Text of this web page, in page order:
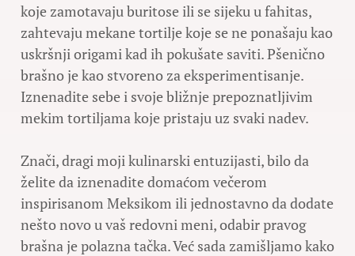
koje zamotavaju buritose ili se sijeku u fahitas,
zahtevaju mekane tortilje koje se ne ponašaju kao
uskršnji origami kad ih pokušate saviti. Pšenično
brašno je kao stvoreno za eksperimentisanje.
Iznenadite sebe i svoje bližnje prepoznatljivim
mekim tortiljama koje pristaju uz svaki nadev.
Znači, dragi moji kulinarski entuzijasti, bilo da
želite da iznenadite domaćom večerom
inspirisanom Meksikom ili jednostavno da dodate
nešto novo u vaš redovni meni, odabir pravog
brašna je polazna tačka. Već sada zamišljamo kako